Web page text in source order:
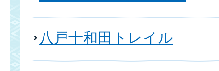
八戸十和田トレイル